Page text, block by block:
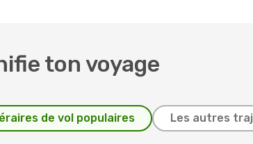
ton voyage
de vol populaires Les autres